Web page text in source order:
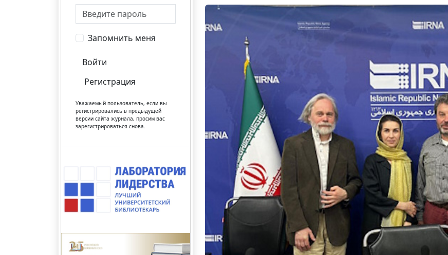
Запомнить меня
Войти
Регистрация
Уважаемый пользователь, если вы
регистрировались в предыдущей
версии сайта журнала, просим вас
зарегистрироваться снова.